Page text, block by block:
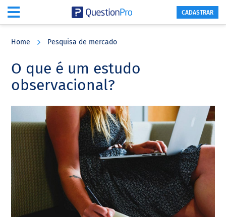
content
sidebar
CADASTRAR
Home Pesquisa de mercado
O que é um estudo
observacional?